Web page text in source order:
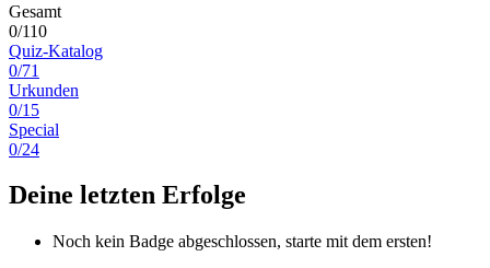
Gesamt
0/110
Quiz-Katalog
0/71
Urkunden
0/15
Special
0/24
Deine letzten Erfolge
Noch kein Badge abgeschlossen, starte mit dem ersten!